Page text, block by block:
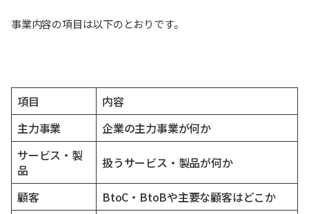
事業内容の項目は以下のとおりです。
項目
内容
主力事業
企業の主力事業が何か
サービス・製
品
扱うサービス・製品が何か
顧客 BtoC・BtoBや主要な顧客はどこか